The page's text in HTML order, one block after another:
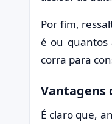
Por fim,
é ou quantos
corra para
Vantagens
É claro que,